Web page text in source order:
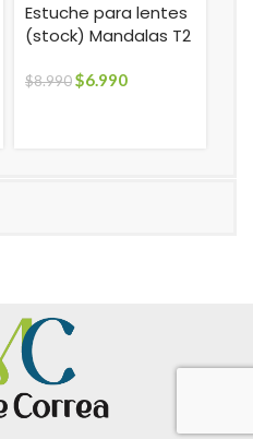
Estuche para lentes
(stock) Mandalas T2
$8.990$6.990